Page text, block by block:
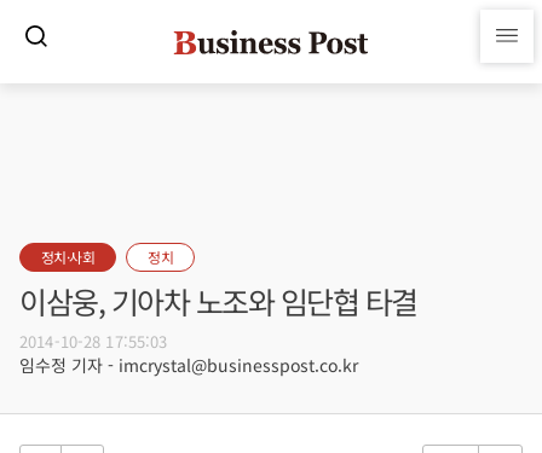
정치·사회 정치
이삼웅, 기아차 노조와 임단협 타결
2014-10-28 17:55:03
임수정 기자 - imcrystal@businesspost.co.kr